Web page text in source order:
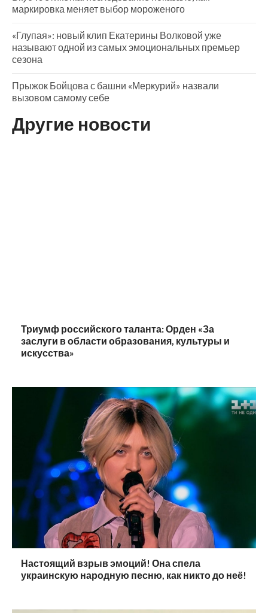
маркировка меняет выбор мороженого
«Глупая»: новый клип Екатерины Волковой уже
называют одной из самых эмоциональных премьер
сезона
Прыжок Бойцова с башни «Меркурий» назвали
вызовом самому себе
Другие новости
Триумф российского таланта: Орден «За
заслуги в области образования, культуры и
искусства»
Настоящий взрыв эмоций! Она спела
украинскую народную песню, как никто до неё!